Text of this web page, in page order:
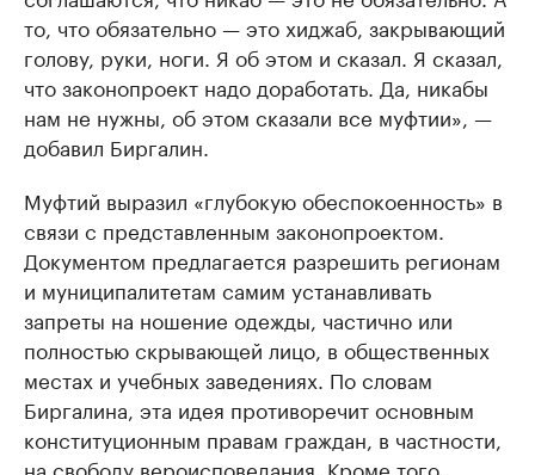
то, что обязательно — это хиджаб, закрывающий
голову, руки, ноги. Я об этом и сказал. Я сказал,
что законопроект надо доработать. Да, никабы
нам не нужны, об этом сказали все муфтии», —
добавил Биргалин.
Муфтий выразил «глубокую обеспокоенность» в
связи с представленным законопроектом.
Документом предлагается разрешить регионам
и муниципалитетам самим устанавливать
запреты на ношение одежды, частично или
полностью скрывающей лицо, в общественных
местах и учебных заведениях. По словам
Биргалина, эта идея противоречит основным
конституционным правам граждан, в частности,
на свободу вероисповедания. Кроме того,